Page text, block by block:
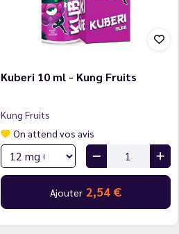
Kuberi 10 ml - Kung Fruits
Kung Fruits
On attend vos avis
Ajouter 2,54 €